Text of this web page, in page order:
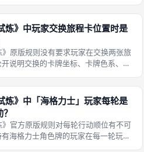
黄三色分流放置在公共旅程牌堆不同
也是调整下一
炼》中玩家交换旅程卡位置时是
》原版规则没有要求玩家在交换两张旅
说明交换的卡牌坐标、卡牌色系、结
前后变化，偷看阶段获取的卡牌内部
报，没有强制
炼》中「海格力士」玩家每轮是
》官方原版规则对每轮行动顺位有不可
海格力士角色牌的玩家在每一轮玩家